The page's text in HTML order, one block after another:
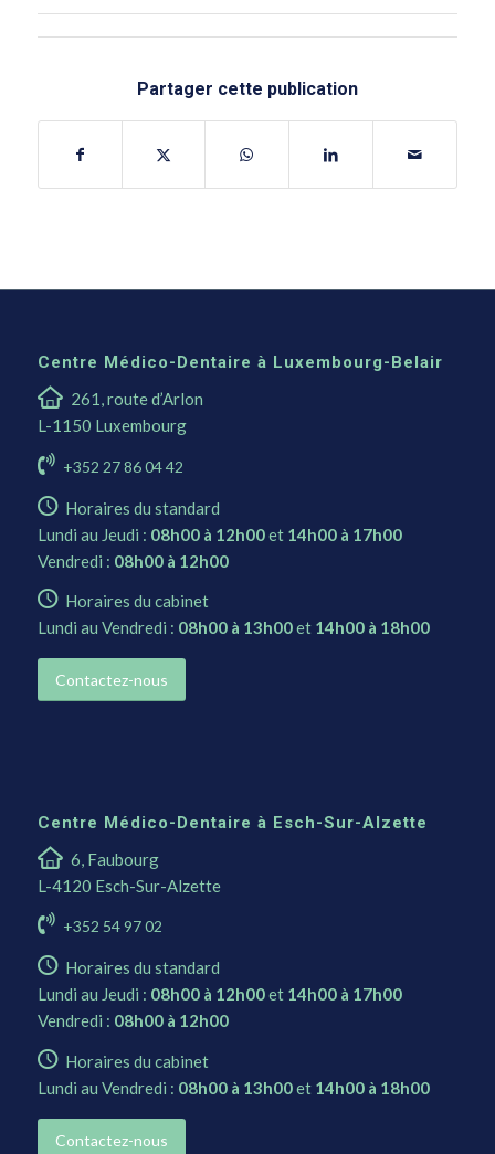
Partager cette publication
Centre Médico-Dentaire à Luxembourg-Belair
261, route d’Arlon
L-1150 Luxembourg
+352 27 86 04 42
Horaires du standard
Lundi au Jeudi : 08h00 à 12h00et 14h00 à 17h00
Vendredi : 08h00 à 12h00
Horaires du cabinet
Lundi au Vendredi : 08h00 à 13h00et 14h00 à 18h00
Contactez-nous
Centre Médico-Dentaire à Esch-Sur-Alzette
6, Faubourg
L-4120 Esch-Sur-Alzette
+352 54 97 02
Horaires du standard
Lundi au Jeudi : 08h00 à 12h00et 14h00 à 17h00
Vendredi : 08h00 à 12h00
Horaires du cabinet
Lundi au Vendredi : 08h00 à 13h00et 14h00 à 18h00
Contactez-nous